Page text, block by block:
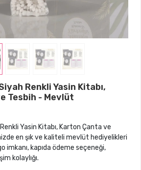
Renkli Yasin Kitabı,
Tesbih - Mevlüt
Yasin Kitabı, Karton Çanta ve
en şık ve kaliteli mevlüt hediyelikleri
imkanı, kapıda ödeme seçeneği,
kolaylığı.